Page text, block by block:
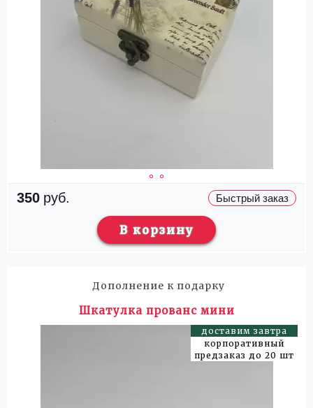
350 руб. Быстрый заказ
В корзину
Дополнение к подарку
Шкатулка прованс мини
доставим завтра
корпоративный
предзаказ до 20 шт